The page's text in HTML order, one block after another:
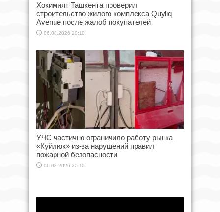
Хокимият Ташкента проверил
строительство жилого комплекса Quyliq
Avenue после жалоб покупателей
06.08.2026 20:10
УЧС частично ограничило работу рынка
«Куйлюк» из-за нарушений правил
пожарной безопасности
06.08.2026 20:10